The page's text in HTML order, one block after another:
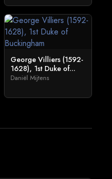
George Villiers (1592-
1628), 1st Duke of...
Daniël Mijtens